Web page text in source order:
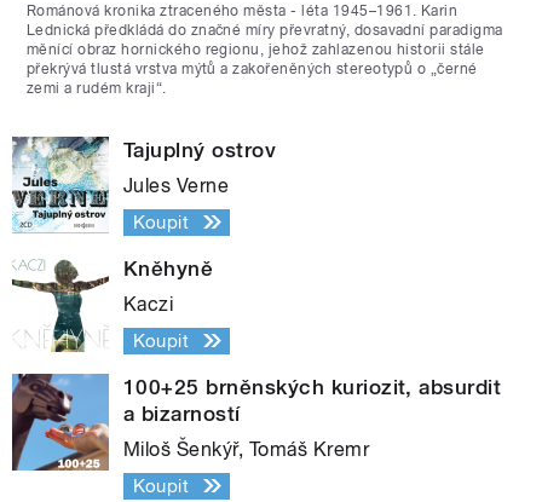
Románová kronika ztraceného města - léta 1945–1961. Karin
Lednická předkládá do značné míry převratný, dosavadní paradigma
měnící obraz hornického regionu, jehož zahlazenou historii stále
překrývá tlustá vrstva mýtů a zakořeněných stereotypů o „černé
zemi a rudém kraji“.
Tajuplný ostrov
Jules Verne
Koupit
Kněhyně
Kaczi
Koupit
100+25 brněnských kuriozit, absurdit
a bizarností
Miloš Šenkýř, Tomáš Kremr
Koupit